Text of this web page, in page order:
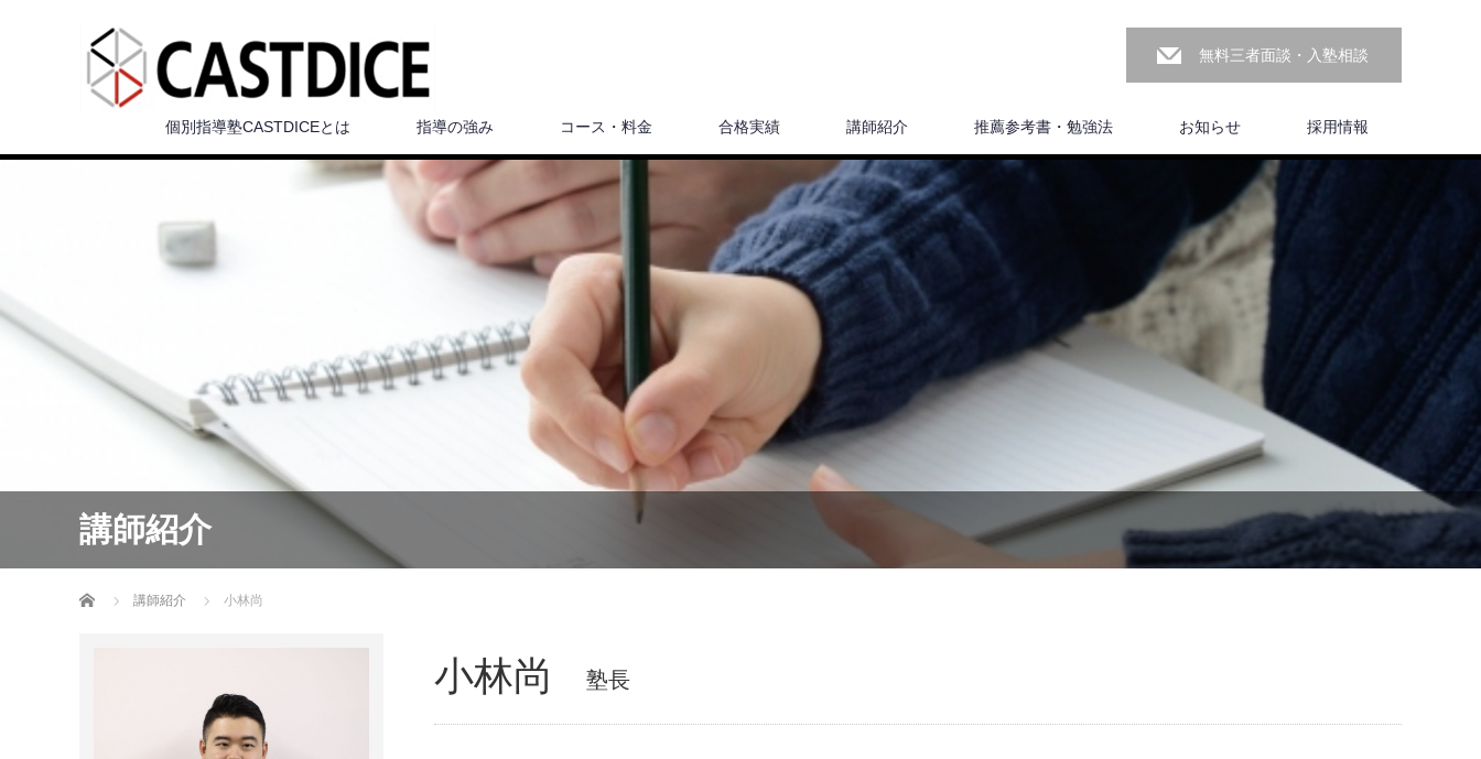
無料三者面談・入塾相談
個別指導塾CASTDICEとは 指導の強み コース・料金 合格実績 講師紹介 推薦参考書・勉強法 お知らせ 採用情報
講師紹介
ホーム 講師紹介 小林尚
小林尚 塾長